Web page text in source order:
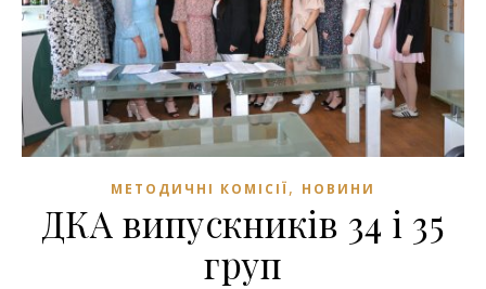
МЕТОДИЧНІ КОМІСІЇ, НОВИНИ
ДКА випускників 34 і 35
груп